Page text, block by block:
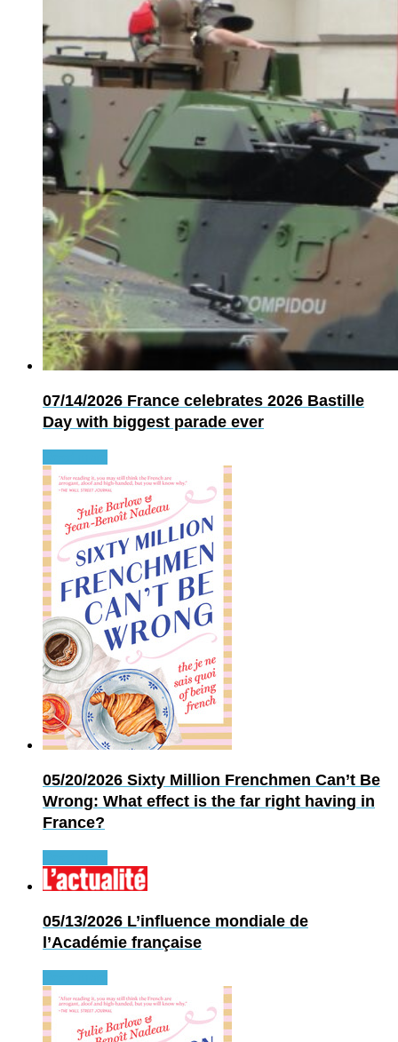
07/14/2026 France celebrates 2026 Bastille
Day with biggest parade ever
05/20/2026 Sixty Million Frenchmen Can’t Be
Wrong: What effect is the far right having in
France?
05/13/2026 L’influence mondiale de
l’Académie française